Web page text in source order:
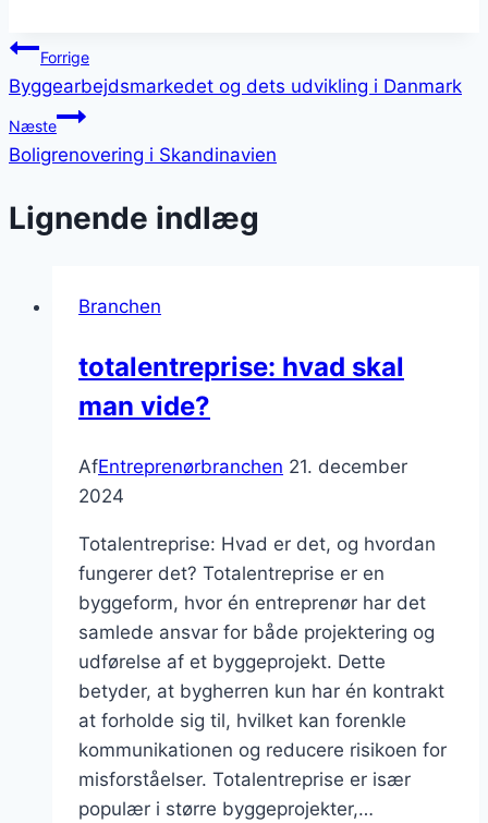
Indlægsnavigation
Forrige
Byggearbejdsmarkedet og dets udvikling i Danmark
Næste
Boligrenovering i Skandinavien
Lignende indlæg
Branchen
totalentreprise: hvad skal
man vide?
AfEntreprenørbranchen 21. december
2024
Totalentreprise: Hvad er det, og hvordan
fungerer det? Totalentreprise er en
byggeform, hvor én entreprenør har det
samlede ansvar for både projektering og
udførelse af et byggeprojekt. Dette
betyder, at bygherren kun har én kontrakt
at forholde sig til, hvilket kan forenkle
kommunikationen og reducere risikoen for
misforståelser. Totalentreprise er især
populær i større byggeprojekter,…